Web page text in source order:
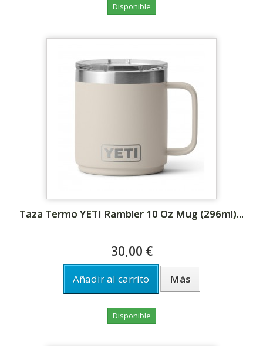
Disponible
Taza Termo YETI Rambler 10 Oz Mug (296ml)...
30,00 €
Añadir al carrito Más
Disponible